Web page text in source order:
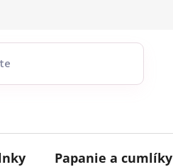
Papanie a cumlíky